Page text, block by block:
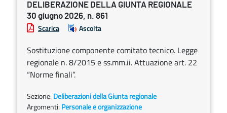
DELIBERAZIONE DELLA GIUNTA REGIONALE
30 giugno 2026, n. 861
Scarica Ascolta
Sostituzione componente comitato tecnico. Legge
regionale n. 8/2015 e ss.mm.ii. Attuazione art. 22
“Norme finali”.
Sezione: Deliberazioni della Giunta regionale
Argomenti: Personale e organizzazione